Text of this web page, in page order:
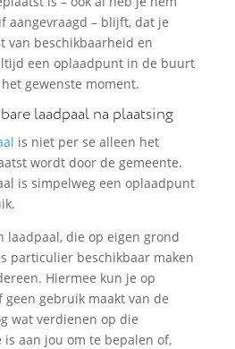
aangevraagd – blijft, dat je
van beschikbaarheid en
een oplaadpunt in de buurt
gewenste moment.
laadpaal na plaatsing
is niet per se alleen het
wordt door de gemeente.
is simpelweg een oplaadpunt
laadpaal, die op eigen grond
particulier beschikbaar maken
Hiermee kun je op
gebruik maakt van de
wat verdienen op die
is aan jou om te bepalen of,